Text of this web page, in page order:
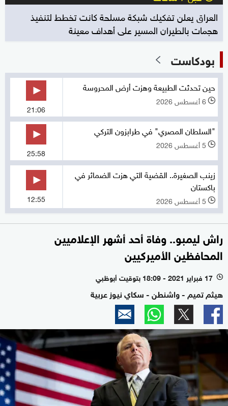
العراق يعلن تفكيك شبكة مسلحة كانت تخطط لتنفيذ
هجمات بالطيران المسير على أهداف معينة
بودكاست
حين تحدثت الطبيعة وهزت أرض المحروسة
l 6 أغسطس 2026
21:06
"السلطان المصري" في طرابزون التركي
l 5 أغسطس 2026
25:58
زينب الصغيرة.. القضية التي هزت الضمائر في
باكستان
l 5 أغسطس 2026 12:55
راش ليمبو.. وفاة أحد أشهر الإعلاميين
المحافظين الأميركيين
l 17 فبراير 2021 - 18:09 بتوقيت أبوظبي
هيثم تميم - واشنطن - سكاي نيوز عربية